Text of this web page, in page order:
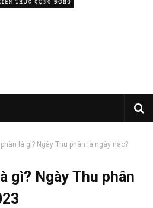
là gì? Ngày Thu phân là ngày nào?
gì? Ngày Thu phân